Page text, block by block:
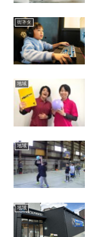
街ネタ
地域
地域
地域